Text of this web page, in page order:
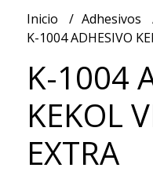
Inicio
Adhesivos
K-1004 ADHESIVO
K-1004
KEKOL
EXTRA